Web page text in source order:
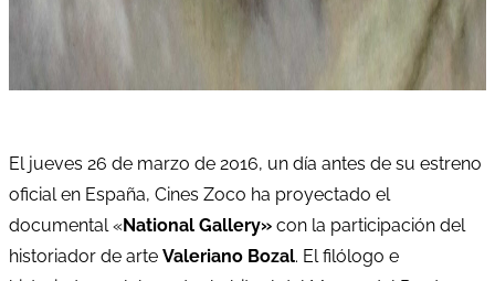
El jueves 26 de marzo de 2016, un día antes de su estreno
oficial en España, Cines Zoco ha proyectado el
documental «National Gallery» con la participación del
historiador de arte Valeriano Bozal. El filólogo e